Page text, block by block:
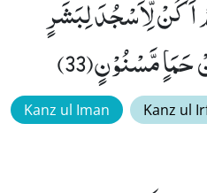
قَالَ لَمْ اَكُنْ لِّاَسْجُدَ لِبَشَرٍ
مَّسْنُوْنٍ(33)
Kanz ul Iman Kanz ul